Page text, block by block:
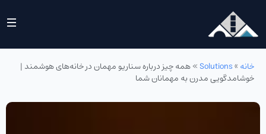
خانه »
Solutions
»همه چیز درباره سناریو مهمان در خانه‌های هوشمند |
خوشامدگویی مدرن به مهمانان شما